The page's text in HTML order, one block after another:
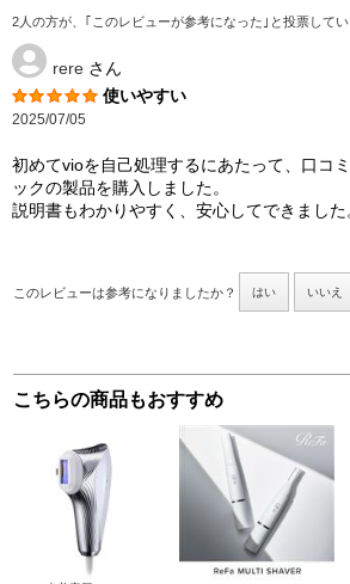
2人の方が、｢このレビューが参考になった｣と投票してい
rere さん
使いやすい
2025/07/05
初めてvioを自己処理するにあたって、口コ
ックの製品を購入しました。
説明書もわかりやすく、安心してできました
このレビューは参考になりましたか？ はい いいえ
こちらの商品もおすすめ